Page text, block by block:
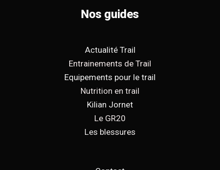
Nos guides
Actualité Trail
Entrainements de Trail
Equipements pour le trail
Nutrition en trail
Kilian Jornet
Le GR20
Les blessures